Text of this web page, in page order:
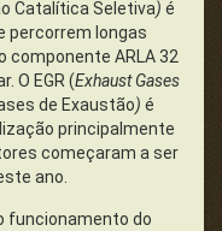
Catalítica Seletiva) é
percorrem longas
componente ARLA 32
O EGR (Exhaust Gases
de Exaustão) é
principalmente
começaram a ser
ano.
funcionamento do